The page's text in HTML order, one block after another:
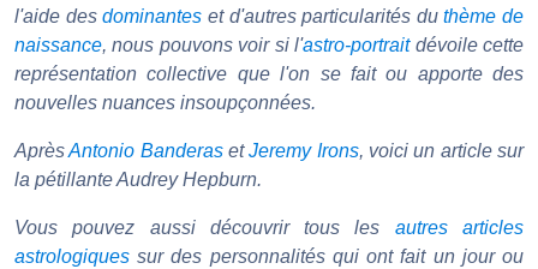
l'aide desdominantes et d'autres particularités duthème de
naissance, nous pouvons voir si l'astro-portraitdévoile cette
représentation collective que l'on se fait ou apporte des
nouvelles nuances insoupçonnées.
AprèsAntonio BanderasetJeremy Irons, voici un article sur
la pétillante Audrey Hepburn.
Vous pouvez aussi découvrir tous les autres articles
astrologiques sur des personnalités qui ont fait un jour ou